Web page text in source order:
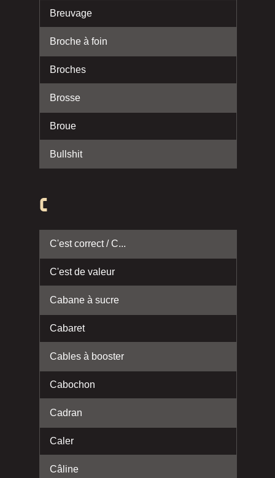
Breuvage
Broche à foin
Broches
Brosse
Broue
Bullshit
C
C'est correct / C...
C'est de valeur
Cabane à sucre
Cabaret
Cables à booster
Cabochon
Cadran
Caler
Câline